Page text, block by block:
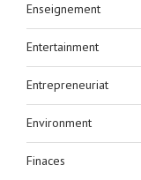
Enseignement
Entertainment
Entrepreneuriat
Environment
Finaces